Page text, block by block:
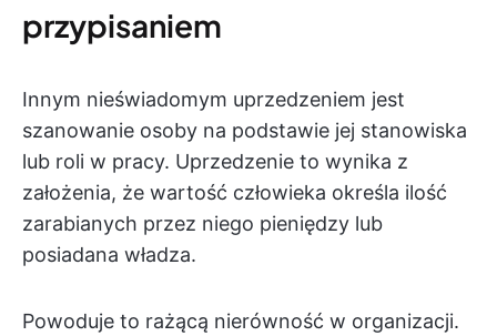
przypisaniem
Innym nieświadomym uprzedzeniem jest
szanowanie osoby na podstawie jej stanowiska
lub roli w pracy. Uprzedzenie to wynika z
założenia, że wartość człowieka określa ilość
zarabianych przez niego pieniędzy lub
posiadana władza.
Powoduje to rażącą nierówność w organizacji.